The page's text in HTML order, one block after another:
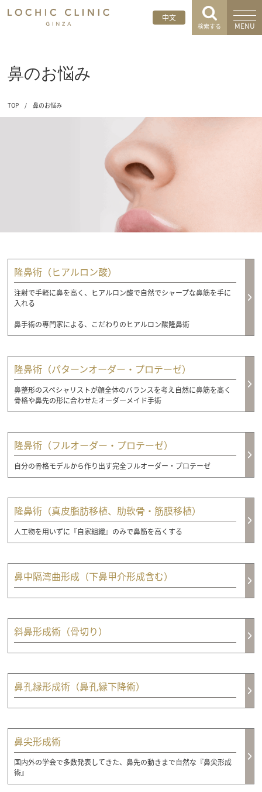
中文
検索する MENU
鼻のお悩み
TOP / 鼻のお悩み
隆鼻術（ヒアルロン酸）
注射で手軽に鼻を高く、ヒアルロン酸で自然でシャープな鼻筋を手に
入れる
鼻手術の専門家による、こだわりのヒアルロン酸隆鼻術
隆鼻術（パターンオーダー・プロテーゼ）
鼻整形のスペシャリストが顔全体のバランスを考え自然に鼻筋を高く
骨格や鼻先の形に合わせたオーダーメイド手術
隆鼻術（フルオーダー・プロテーゼ）
自分の骨格モデルから作り出す完全フルオーダー・プロテーゼ
隆鼻術（真皮脂肪移植、肋軟骨・筋膜移植）
人工物を用いずに『自家組織』のみで鼻筋を高くする
鼻中隔湾曲形成（下鼻甲介形成含む）
斜鼻形成術（骨切り）
鼻孔縁形成術（鼻孔縁下降術）
鼻尖形成術
国内外の学会で多数発表してきた、鼻先の動きまで自然な『鼻尖形成
術』